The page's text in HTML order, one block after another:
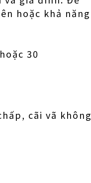
hoặc khả năng
30
cãi vã không